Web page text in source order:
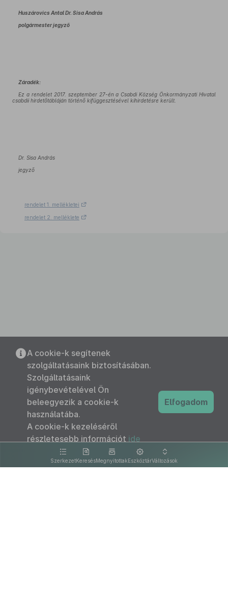
Huszárovics Antal Dr. Sisa András
polgármester jegyző
Záradék:
Ez a rendelet 2017. szeptember 27-én a Csabdi Község Önkormányzati Hivatal
csabdii hirdetőtábláján történő kifüggesztésével kihirdetésre került.
Dr. Sisa András
jegyző
rendelet 1. mellékletei
rendelet 2. melléklete
SzerkezetKeresésMegnyitottakEszköztárVáltozások
A cookie-k segítenek
szolgáltatásaink biztosításában.
Szolgáltatásaink
igénybevételével Ön
beleegyezik a cookie-k
használatába.
A cookie-k kezeléséről
részletesebb információt ide
kattintva olvashat.
Elfogadom